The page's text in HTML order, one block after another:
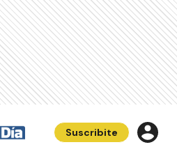
Suscribite